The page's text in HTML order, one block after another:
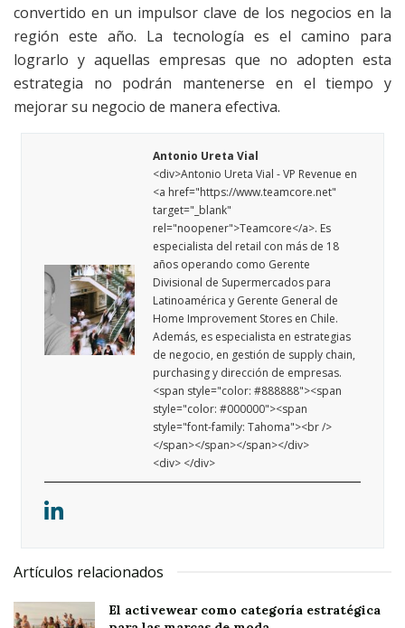
convertido en un impulsor clave de los negocios en la
región este año. La tecnología es el camino para
lograrlo y aquellas empresas que no adopten esta
estrategia no podrán mantenerse en el tiempo y
mejorar su negocio de manera efectiva.
Antonio Ureta Vial
<div>Antonio Ureta Vial - VP Revenue en
<a href="https://www.teamcore.net"
target="_blank"
rel="noopener">Teamcore</a>. Es
especialista del retail con más de 18
años operando como Gerente
Divisional de Supermercados para
Latinoamérica y Gerente General de
Home Improvement Stores en Chile.
Además, es especialista en estrategias
de negocio, en gestión de supply chain,
purchasing y dirección de empresas.
<span style="color: #888888"><span
style="color: #000000"><span
style="font-family: Tahoma"><br />
</span></span></span></div>
<div> </div>
Artículos relacionados
El activewear como categoría estratégica